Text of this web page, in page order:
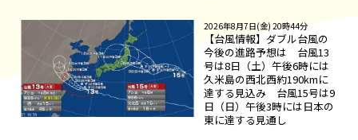
2026年8月7日(金) 20時44分
【台風情報】ダブル台風の
今後の進路予想は 台風13
号は8日（土）午後6時には
久米島の西北西約190kmに
達する見込み 台風15号は9
日（日）午後3時には日本の
東に達する見通し